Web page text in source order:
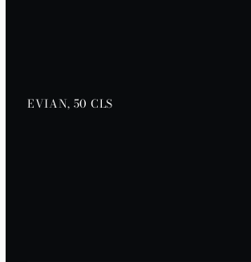
EVIAN, 50 CLS